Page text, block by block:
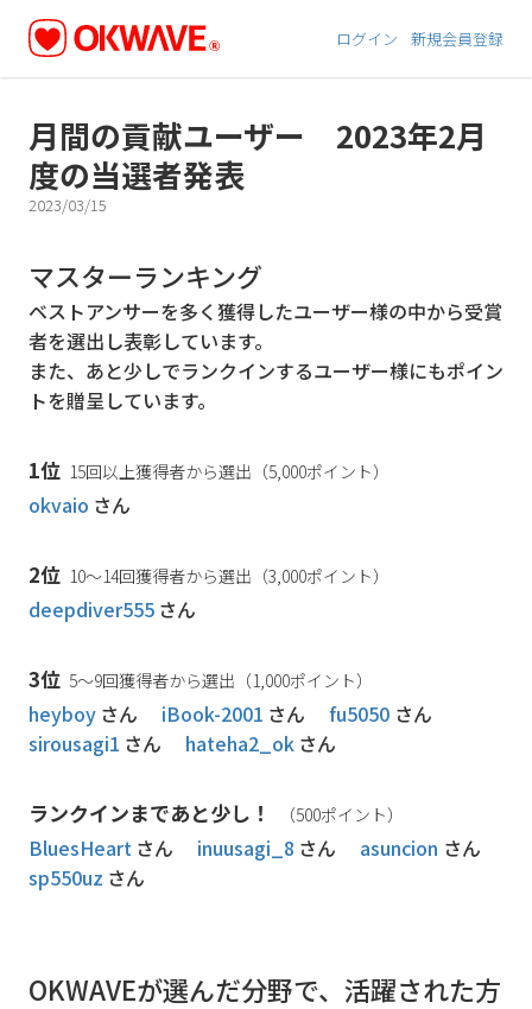
ログイン 新規会員登録
月間の貢献ユーザー 2023年2月
度の当選者発表
2023/03/15
マスターランキング
ベストアンサーを多く獲得したユーザー様の中から受賞
者を選出し表彰しています。
また、あと少しでランクインするユーザー様にもポイン
トを贈呈しています。
1位 15回以上獲得者から選出（5,000ポイント）
okvaio さん
2位 10～14回獲得者から選出（3,000ポイント）
deepdiver555 さん
3位 5～9回獲得者から選出（1,000ポイント）
heyboy さん iBook-2001 さん fu5050 さん
sirousagi1 さん hateha2_ok さん
ランクインまであと少し！ （500ポイント）
BluesHeart さん inuusagi_8 さん asuncion さん
sp550uz さん
OKWAVEが選んだ分野で、活躍された方